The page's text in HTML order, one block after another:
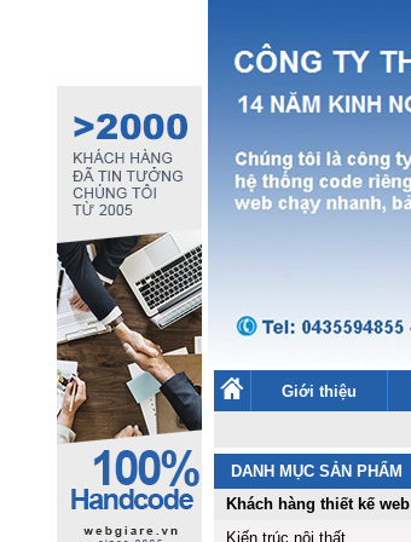
Giới thiệu
DANH MỤC SẢN PHẨM
Khách hàng thiết kế web
Kiến trúc nội thất